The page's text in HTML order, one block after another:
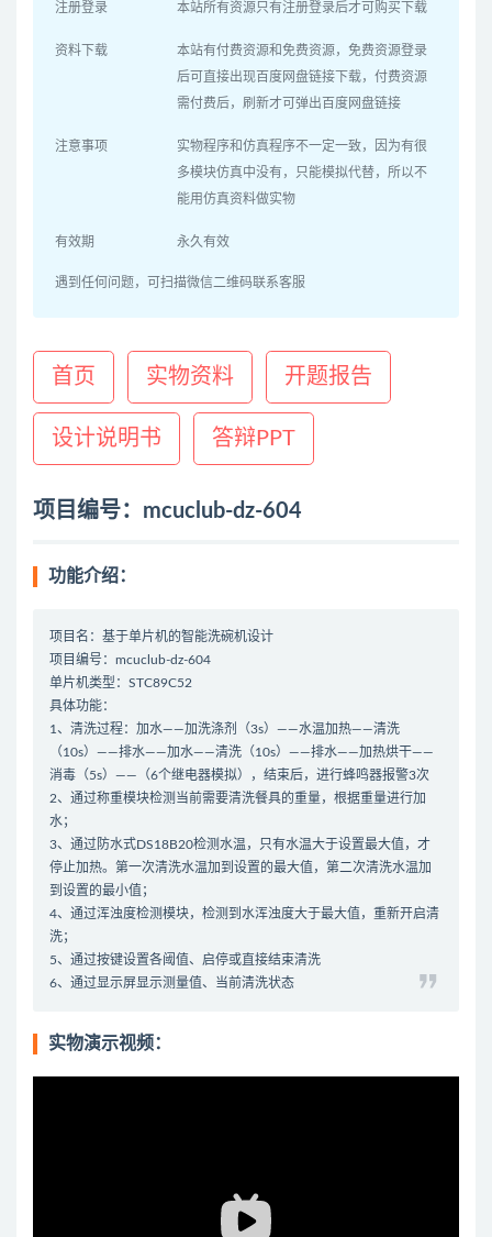
注册登录 本站所有资源只有注册登录后才可购买下载
资料下载
本站有付费资源和免费资源，免费资源登录
后可直接出现百度网盘链接下载，付费资源
需付费后，刷新才可弹出百度网盘链接
注意事项
实物程序和仿真程序不一定一致，因为有很
多模块仿真中没有，只能模拟代替，所以不
能用仿真资料做实物
有效期 永久有效
遇到任何问题，可扫描微信二维码联系客服
首页 实物资料 开题报告
设计说明书 答辩PPT
项目编号：mcuclub-dz-604
功能介绍：
项目名：基于单片机的智能洗碗机设计
项目编号：mcuclub-dz-604
单片机类型：STC89C52
具体功能：
1、清洗过程：加水——加洗涤剂（3s）——水温加热——清洗
（10s）——排水——加水——清洗（10s）——排水——加热烘干——
消毒（5s）——（6个继电器模拟），结束后，进行蜂鸣器报警3次
2、通过称重模块检测当前需要清洗餐具的重量，根据重量进行加
水；
3、通过防水式DS18B20检测水温，只有水温大于设置最大值，才
停止加热。第一次清洗水温加到设置的最大值，第二次清洗水温加
到设置的最小值；
4、通过浑浊度检测模块，检测到水浑浊度大于最大值，重新开启清
洗；
5、通过按键设置各阈值、启停或直接结束清洗
6、通过显示屏显示测量值、当前清洗状态
实物演示视频：